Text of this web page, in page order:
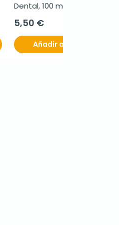
Dental, 100 ml.
5,50 €
Añadir al carrito